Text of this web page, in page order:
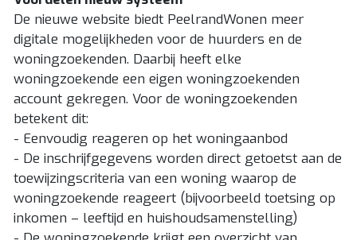
De nieuwe website biedt PeelrandWonen meer
digitale mogelijkheden voor de huurders en de
woningzoekenden. Daarbij heeft elke
woningzoekende een eigen woningzoekenden
account gekregen. Voor de woningzoekenden
betekent dit:
- Eenvoudig reageren op het woningaanbod
- De inschrijfgegevens worden direct getoetst aan de
toewijzingscriteria van een woning waarop de
woningzoekende reageert (bijvoorbeeld toetsing op
inkomen – leeftijd en huishoudsamenstelling)